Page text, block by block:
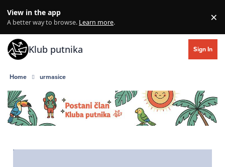
View in the app
A better way to browse. Learn more. ×
Klub putnika Sign In
Home urmasice